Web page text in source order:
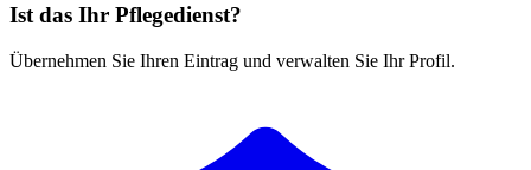
Ist das Ihr Pflegedienst?
Übernehmen Sie Ihren Eintrag und verwalten Sie Ihr Profil.